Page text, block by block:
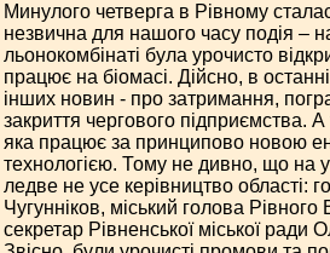
Минулого четверга в Рівному
незвична для нашого часу подія –
льонокомбінаті була урочисто
працює на біомасі. Дійсно, в
інших новин - про затримання,
закриття чергового підприємства. А
яка працює за принципово новою
технологією. Тому не дивно, що на
ледве не усе керівництво області:
Чугунніков, міський голова
секретар Рівненської міської ради